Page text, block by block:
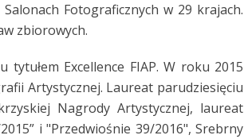
Fotograficznych w 29 krajach.
zbiorowych.
Excellence FIAP. W roku 2015
Artystycznej. Laureat parudziesięciu
Nagrody Artystycznej, laureat
i "Przedwiośnie 39/2016", Srebrny